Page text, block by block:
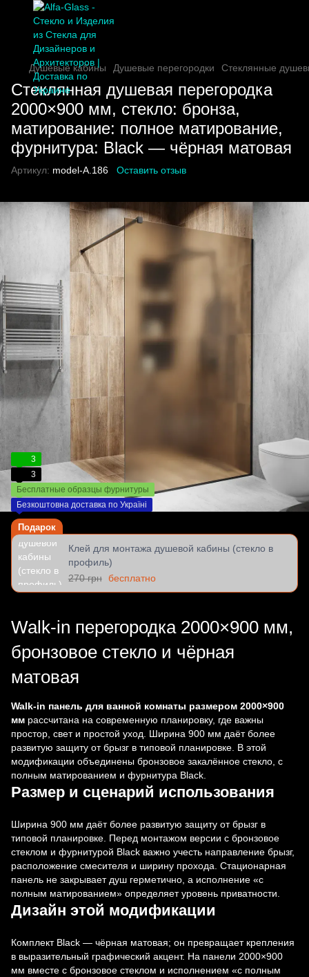
Душевые кабины Душевые перегородки Стеклянные
Стеклянная душевая перегородка
2000×900 мм, стекло: бронза,
матирование: полное матирование,
фурнитура: Black — чёрная матовая
Артикул: model-A.186 Оставить отзыв
3
3
Бесплатные образцы фурнитуры
Безкоштовна доставка по Україні
Подарок
Клей для монтажа душевой кабины (стекло в
профиль)
270 грн бесплатно
Walk-in перегородка 2000×900 мм,
бронзовое стекло и чёрная
матовая
Walk-in панель для ванной комнаты размером 2000×900
мм рассчитана на современную планировку, где важны
простор, свет и простой уход. Ширина 900 мм даёт более
развитую защиту от брызг в типовой планировке. В этой
модификации объединены бронзовое закалённое стекло, с
полным матированием и фурнитура Black.
Размер и сценарий использования
Ширина 900 мм даёт более развитую защиту от брызг в
типовой планировке. Перед монтажом версии с бронзовое
стеклом и фурнитурой Black важно учесть направление брызг,
расположение смесителя и ширину прохода. Стационарная
панель не закрывает душ герметично, а исполнение «с
полным матированием» определяет уровень приватности.
Дизайн этой модификации
Комплект Black — чёрная матовая; он превращает крепления
в выразительный графический акцент. На панели 2000×900
мм вместе с бронзовое стеклом и исполнением «с полным